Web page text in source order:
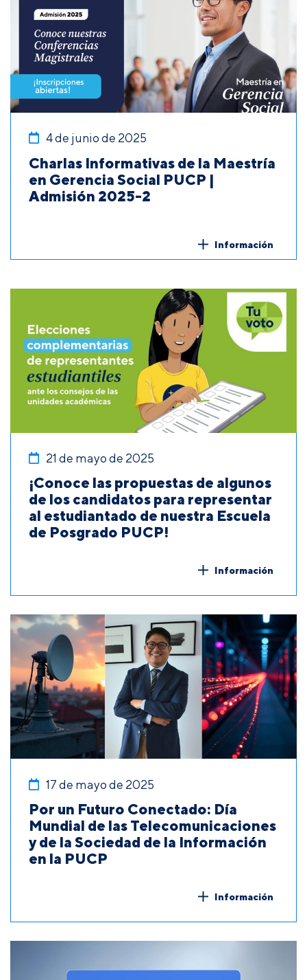
4 de junio de 2025
Charlas Informativas de la Maestría
en Gerencia Social PUCP |
Admisión 2025-2
Información
21 de mayo de 2025
¡Conoce las propuestas de algunos
de los candidatos para representar
al estudiantado de nuestra Escuela
de Posgrado PUCP!
Información
17 de mayo de 2025
Por un Futuro Conectado: Día
Mundial de las Telecomunicaciones
y de la Sociedad de la Información
en la PUCP
Información